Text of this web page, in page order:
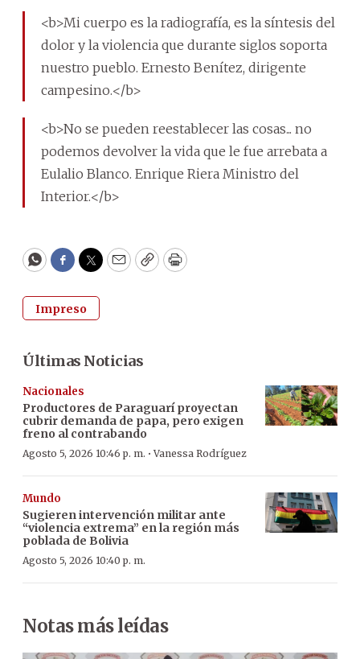
<b>Mi cuerpo es la radiografía, es la síntesis del
dolor y la violencia que durante siglos soporta
nuestro pueblo. Ernesto Benítez, dirigente
campesino.</b>
<b>No se pueden reestablecer las cosas... no
podemos devolver la vida que le fue arrebata a
Eulalio Blanco. Enrique Riera Ministro del
Interior.</b>
WhatsApp
Facebook
Twitter
EmailCopyPrint
Impreso
Últimas Noticias
Nacionales
Productores de Paraguarí proyectan
cubrir demanda de papa, pero exigen
freno al contrabando
Agosto 5, 2026 10:46 p. m. ·Vanessa Rodríguez
Mundo
Sugieren intervención militar ante
“violencia extrema” en la región más
poblada de Bolivia
Agosto 5, 2026 10:40 p. m.
Notas más leídas